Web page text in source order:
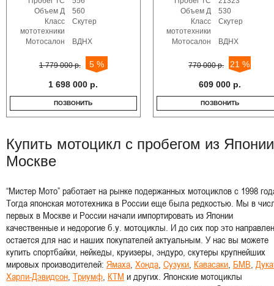
Объем Д
560
Класс
мототехники
Скутер
Мотосалон ВДНХ
1 779 000 р. 5 %
1 698 000 р.
ПОЗВОНИТЬ
Объем Д
530
Класс
мототехники
Скутер
Мотосалон ВДНХ
770 000 р. 21 %
609 000 р.
ПОЗВОНИТЬ
Купить мотоцикл с пробегом из
Москве
“Мистер Мото” работает на рынке подержанных мотоциклов с 1998
Тогда японская мототехника в России еще была редкостью. Мы в
первых в Москве и России начали импортировать из Японии
качественные и недорогие б.у. мотоциклы. И до сих пор это
остается для нас и наших покупателей актуальным. У нас вы можете
купить спортбайки, нейкеды, круизеры, эндуро, скутеры крупнейших
мировых производителей: Ямаха Хонда Сузуки Кавасаки БМВ
Харли-Дэвидсон Триумф КТМ и других. Японские мотоциклы